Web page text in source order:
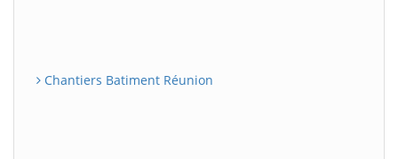
Chantiers Batiment Réunion